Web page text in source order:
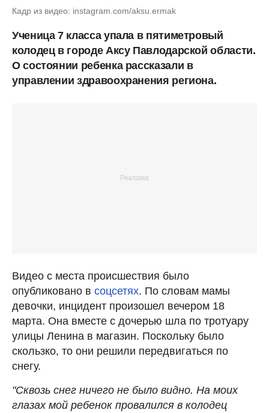
Кадр из видео: instagram.com/aksu.ermak
Ученица 7 класса упала в пятиметровый
колодец в городе Аксу Павлодарской области.
О состоянии ребенка рассказали в
управлении здравоохранения региона.
Видео с места происшествия было
опубликовано в соцсетях. По словам мамы
девочки, инцидент произошел вечером 18
марта. Она вместе с дочерью шла по тротуару
улицы Ленина в магазин. Поскольку было
скользко, то они решили передвигаться по
снегу.
"Сквозь снег ничего не было видно. На моих
глазах мой ребенок провалился в колодец